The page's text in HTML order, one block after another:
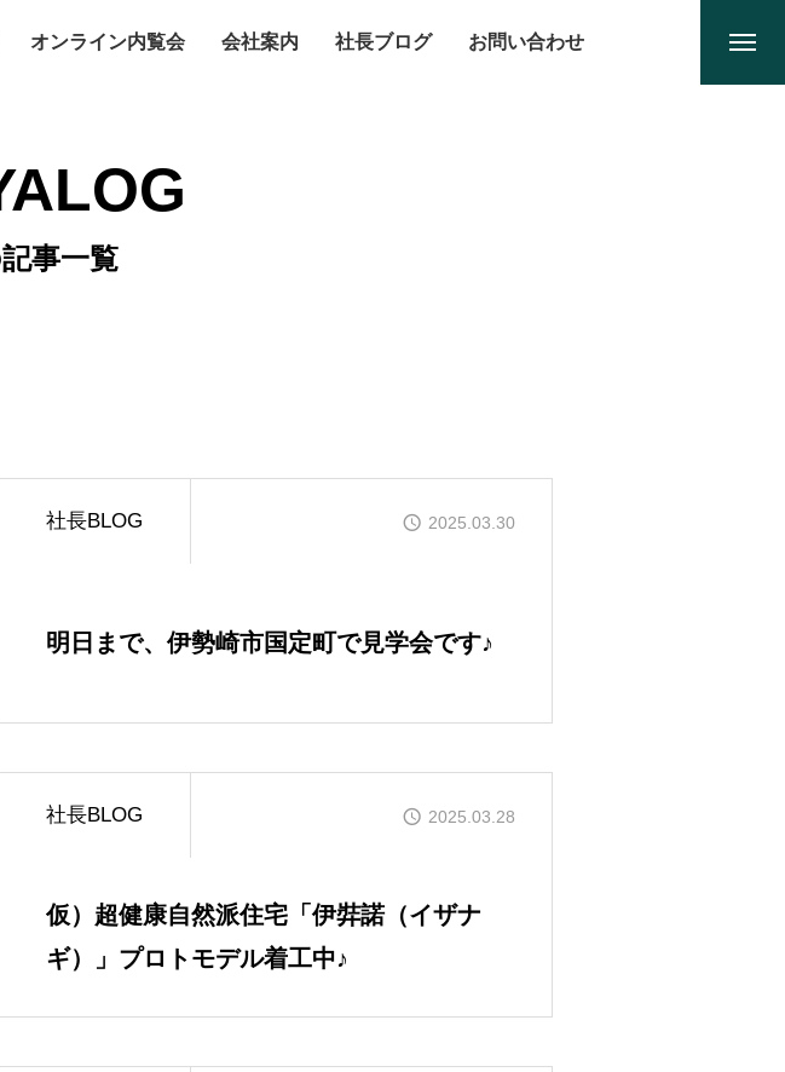
オンライン内覧会 会社案内 社長ブログ お問い合わせ
事一覧
社長BLOG 2025.03.30
明日まで、伊勢崎市国定町で見学会です♪
社長BLOG 2025.03.28
仮）超健康自然派住宅「伊弉諾（イザナ
ギ）」プロトモデル着工中♪